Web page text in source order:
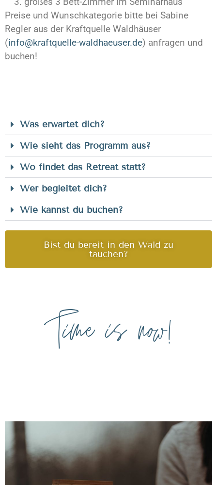
Preise und Wunschkategorie bitte bei Sabine
Regler aus der Kraftquelle Waldhäuser
(info@kraftquelle-waldhaeuser.de) anfragen und
buchen!
Was erwartet dich?
Wie sieht das Programm aus?
Wo findet das Retreat statt?
Wer begleitet dich?
Wie kannst du buchen?
Bist du bereit in den Wald zu
tauchen?
Time is now!